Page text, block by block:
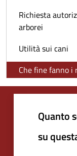
Richiesta
arborei
Utilità sui cani
Che fine fanno
Quanto
su